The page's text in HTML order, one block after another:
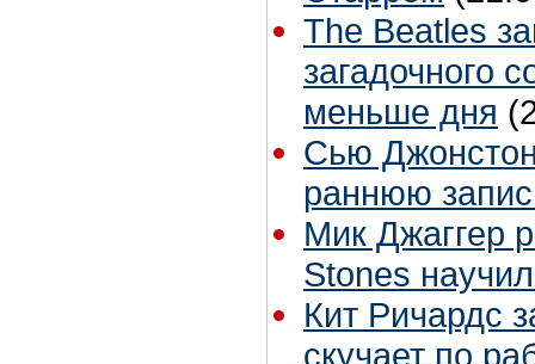
The Beatles
загадочного
меньше дня
Сью
раннюю
Мик Джаггер
Stones
Кит Ричардс
скучает по